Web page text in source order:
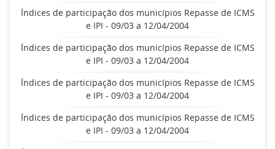
Índices de participação dos municípios Repasse de ICMS
e IPI - 09/03 a 12/04/2004
Índices de participação dos municípios Repasse de ICMS
e IPI - 09/03 a 12/04/2004
Índices de participação dos municípios Repasse de ICMS
e IPI - 09/03 a 12/04/2004
Índices de participação dos municípios Repasse de ICMS
e IPI - 09/03 a 12/04/2004